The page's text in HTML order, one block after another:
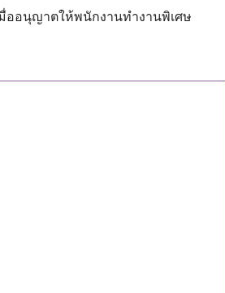
ออนุญาตให้พนักงานทำงานพิเศษ